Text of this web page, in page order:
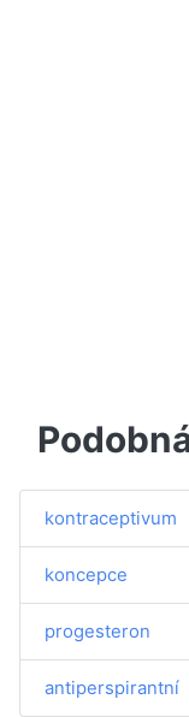
kontraceptivum
koncepce
progesteron
antiperspirantní